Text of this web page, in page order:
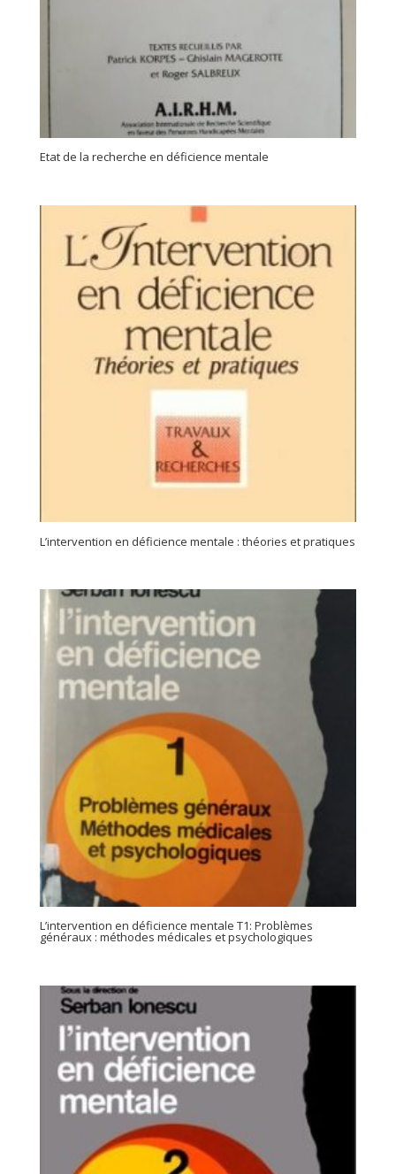
Etat de la recherche en déficience mentale
L’intervention en déficience mentale : théories et pratiques
L’intervention en déficience mentale T1: Problèmes
généraux : méthodes médicales et psychologiques